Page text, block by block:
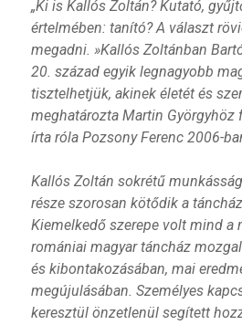
„Ki is Kallós Zoltán? Kutató,
értelmében: tanító? A választ
megadni. »Kallós Zoltánban
20. század egyik legnagyobb
tisztelhetjük, akinek életét és
meghatározta Martin Györgyhöz
írta róla Pozsony Ferenc 2006-
Kallós Zoltán sokrétű
része szorosan kötődik a
Kiemelkedő szerepe volt mind a
romániai magyar táncház
és kibontakozásában, mai
megújulásában. Személyes
keresztül önzetlenül segített